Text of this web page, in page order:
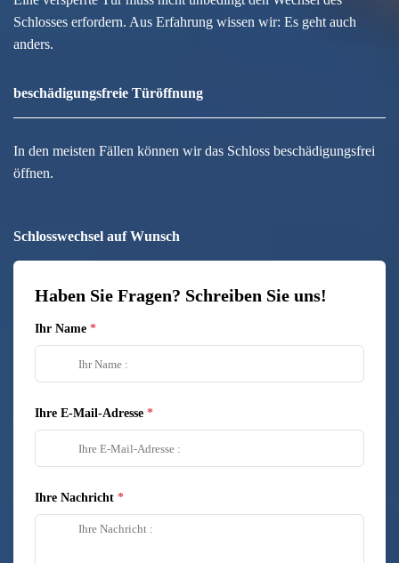
Schlosses erfordern. Aus Erfahrung wissen wir: Es geht auch
anders.
beschädigungsfreie Türöffnung
In den meisten Fällen können wir das Schloss beschädigungsfrei
öffnen.
Schlosswechsel auf Wunsch
Haben Sie Fragen? Schreiben Sie uns!
Ihr Name
Ihre E-Mail-Adresse
Ihre Nachricht